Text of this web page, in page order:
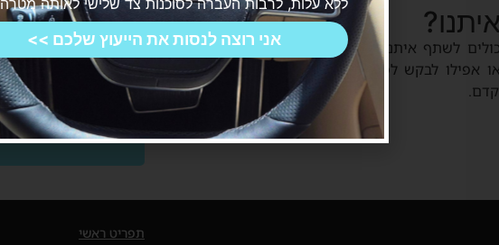
לשתף איתנו על התלבטות שיש לכם בין רכבים,
אפילו לבקש לפרסם כתבה בנושא חשוב. כתבו לנו
תפריט ראשי
אני רוצה לנסות את הייעוץ שלכם >>